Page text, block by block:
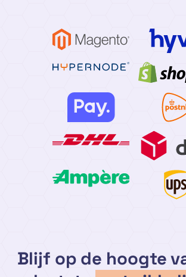
Hyvä
Blijf op de hoogte